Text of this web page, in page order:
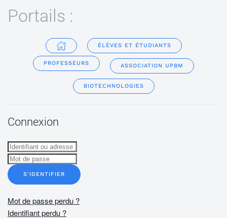
Portails :
ÉLÈVES ET ÉTUDIANTS
PROFESSEURS ASSOCIATION UPBM
BIOTECHNOLOGIES
Connexion
S'IDENTIFIER
Mot de passe perdu ?
Identifiant perdu ?